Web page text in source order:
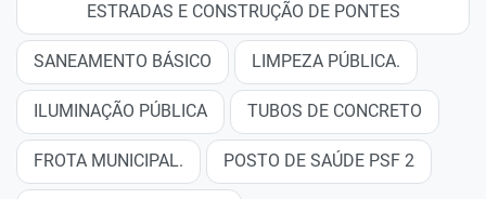
ESTRADAS E CONSTRUÇÃO DE PONTES
SANEAMENTO BÁSICO LIMPEZA PÚBLICA.
ILUMINAÇÃO PÚBLICA TUBOS DE CONCRETO
FROTA MUNICIPAL. POSTO DE SAÚDE PSF 2